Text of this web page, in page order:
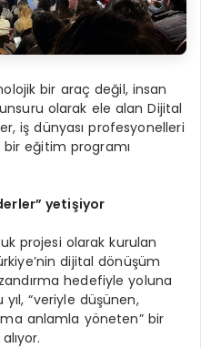
bir araç değil, insan
olarak ele alan Dijital
iş dünyası profesyonelleri
eğitim programı
yetişiyor
projesi olarak kurulan
dijital dönüşüm
hedefiyle yoluna
“veriyle düşünen,
anlamla yöneten” bir